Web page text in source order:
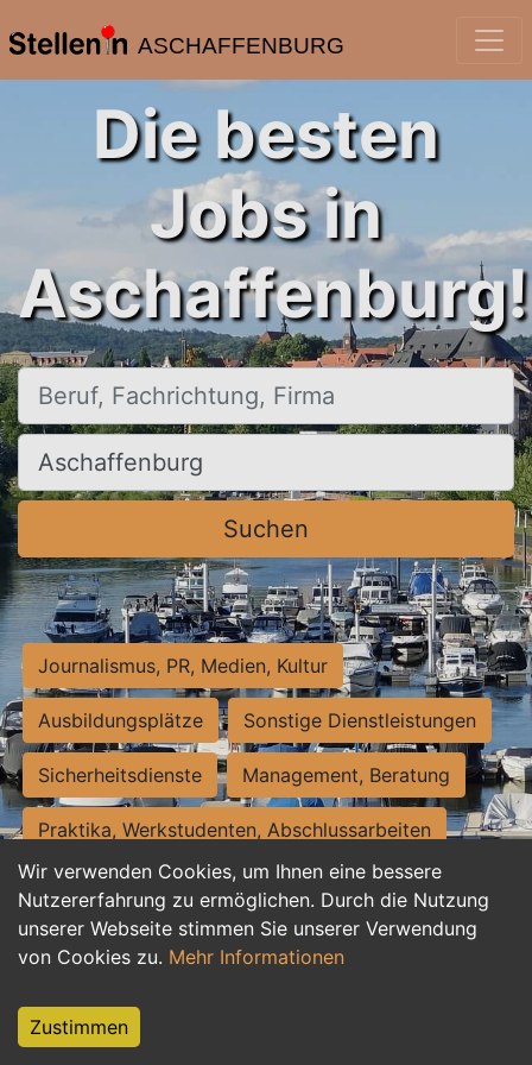
ASCHAFFENBURG
Wir verwenden Cookies, um Ihnen eine bessere
Nutzererfahrung zu ermöglichen. Durch die Nutzung
unserer Webseite stimmen Sie unserer Verwendung
von Cookies zu. Mehr Informationen
Zustimmen
Die besten
Jobs in
Aschaffenburg!
Beruf, Fachrichtung, Firma
Ort, Stadt
Suchen
Journalismus, PR, Medien, Kultur
Ausbildungsplätze Sonstige Dienstleistungen
Sicherheitsdienste Management, Beratung
Praktika, Werkstudenten, Abschlussarbeiten
Personalwesen Assistenz, Sekretariat
Hilfskräfte, Aushilfs- und Nebenjobs
Weiterbildung, Studium, duale Ausbildung